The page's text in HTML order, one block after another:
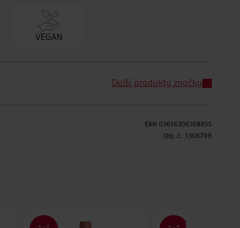
VEGAN
Další produkty značky
EAN 03616306168855
Obj. č.: 1306798